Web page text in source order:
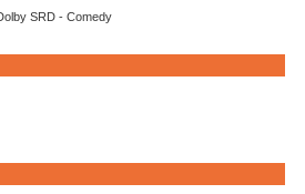
SRD - Comedy